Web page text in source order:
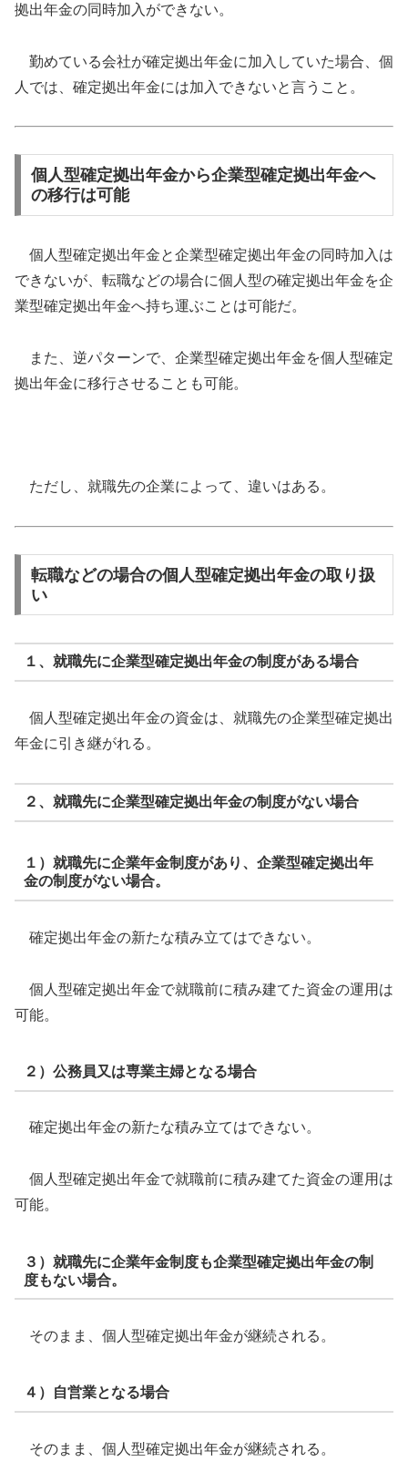
拠出年金の同時加入ができない。
勤めている会社が確定拠出年金に加入していた場合、個
人では、確定拠出年金には加入できないと言うこと。
個人型確定拠出年金から企業型確定拠出年金へ
の移行は可能
個人型確定拠出年金と企業型確定拠出年金の同時加入は
できないが、転職などの場合に個人型の確定拠出年金を企
業型確定拠出年金へ持ち運ぶことは可能だ。
また、逆パターンで、企業型確定拠出年金を個人型確定
拠出年金に移行させることも可能。
ただし、就職先の企業によって、違いはある。
転職などの場合の個人型確定拠出年金の取り扱
い
１、就職先に企業型確定拠出年金の制度がある場合
個人型確定拠出年金の資金は、就職先の企業型確定拠出
年金に引き継がれる。
２、就職先に企業型確定拠出年金の制度がない場合
１）就職先に企業年金制度があり、企業型確定拠出年
金の制度がない場合。
確定拠出年金の新たな積み立てはできない。
個人型確定拠出年金で就職前に積み建てた資金の運用は
可能。
２）公務員又は専業主婦となる場合
確定拠出年金の新たな積み立てはできない。
個人型確定拠出年金で就職前に積み建てた資金の運用は
可能。
３）就職先に企業年金制度も企業型確定拠出年金の制
度もない場合。
そのまま、個人型確定拠出年金が継続される。
４）自営業となる場合
そのまま、個人型確定拠出年金が継続される。